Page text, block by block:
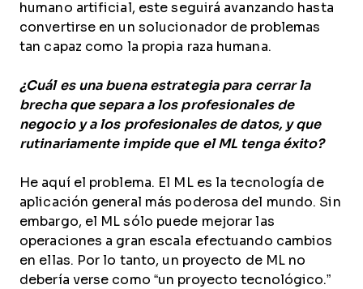
humano artificial, este seguirá avanzando hasta
convertirse en un solucionador de problemas
tan capaz como la propia raza humana.
¿Cuál es una buena estrategia para cerrar la
brecha que separa a los profesionales de
negocio y a los profesionales de datos, y que
rutinariamente impide que el ML tenga éxito?
He aquí el problema. El ML es la tecnología de
aplicación general más poderosa del mundo. Sin
embargo, el ML sólo puede mejorar las
operaciones a gran escala efectuando cambios
en ellas. Por lo tanto, un proyecto de ML no
debería verse como “un proyecto tecnológico.”